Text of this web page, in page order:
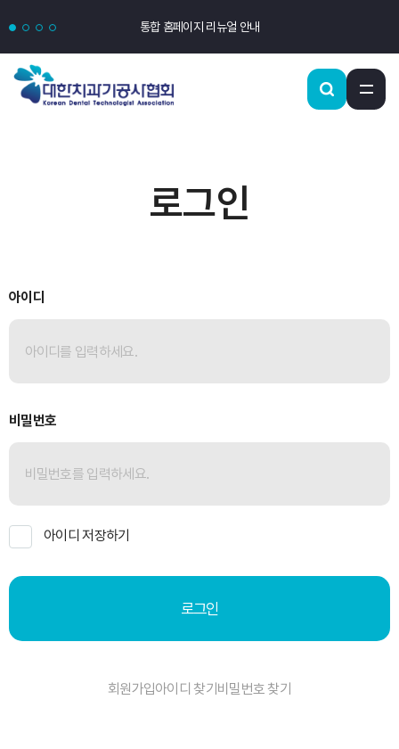
통합 홈페이지 리뉴얼 안내
로그인
아이디
비밀번호
아이디 저장하기
로그인
회원가입아이디 찾기비밀번호 찾기